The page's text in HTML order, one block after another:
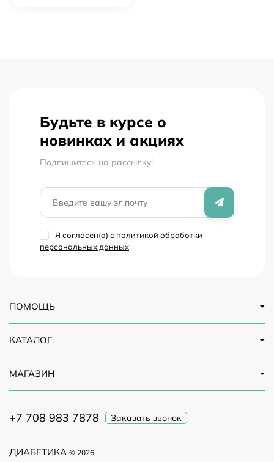
Будьте в курсе о
новинках и акциях
Подпишитесь на рассылкy!
Я согласен(a) с политикой обработки
персональных данных
ДИАБЕТИКА © 2026
ПОМОЩЬ
КАТАЛОГ
МАГАЗИН
+7 708 983 7878 Заказать звонок